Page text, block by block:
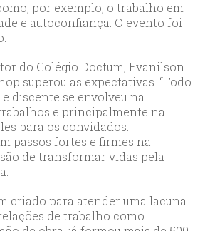
por exemplo, o trabalho em
e autoconfiança. O evento foi
do Colégio Doctum, Evanilson
superou as expectativas. “Todo
discente se envolveu na
e principalmente na
para os convidados.
passos fortes e firmes na
de transformar vidas pela
criado para atender uma lacuna
de trabalho como